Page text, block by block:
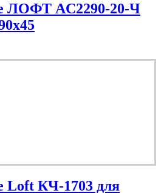
ЛОФТ AС2290-20-Ч
Loft КЧ-1703 для